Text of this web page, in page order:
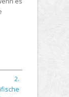
2.